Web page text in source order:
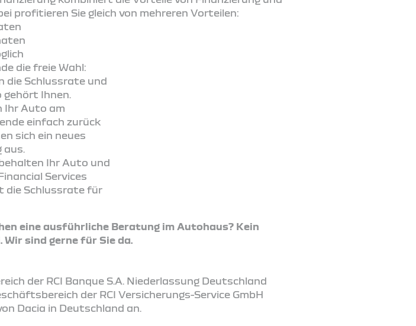
profitieren Sie gleich von mehreren Vorteilen:
die freie Wahl:
die Schlussrate und
Ihnen.
Ihr Auto am
einfach zurück
sich ein neues
aus.
Ihr Auto und
Services
die Schlussrate für
eine ausführliche Beratung im Autohaus? Kein
Wir sind gerne für Sie da.
der RCI Banque S.A. Niederlassung Deutschland
der RCI Versicherungs-Service GmbH
Dacia in Deutschland an.